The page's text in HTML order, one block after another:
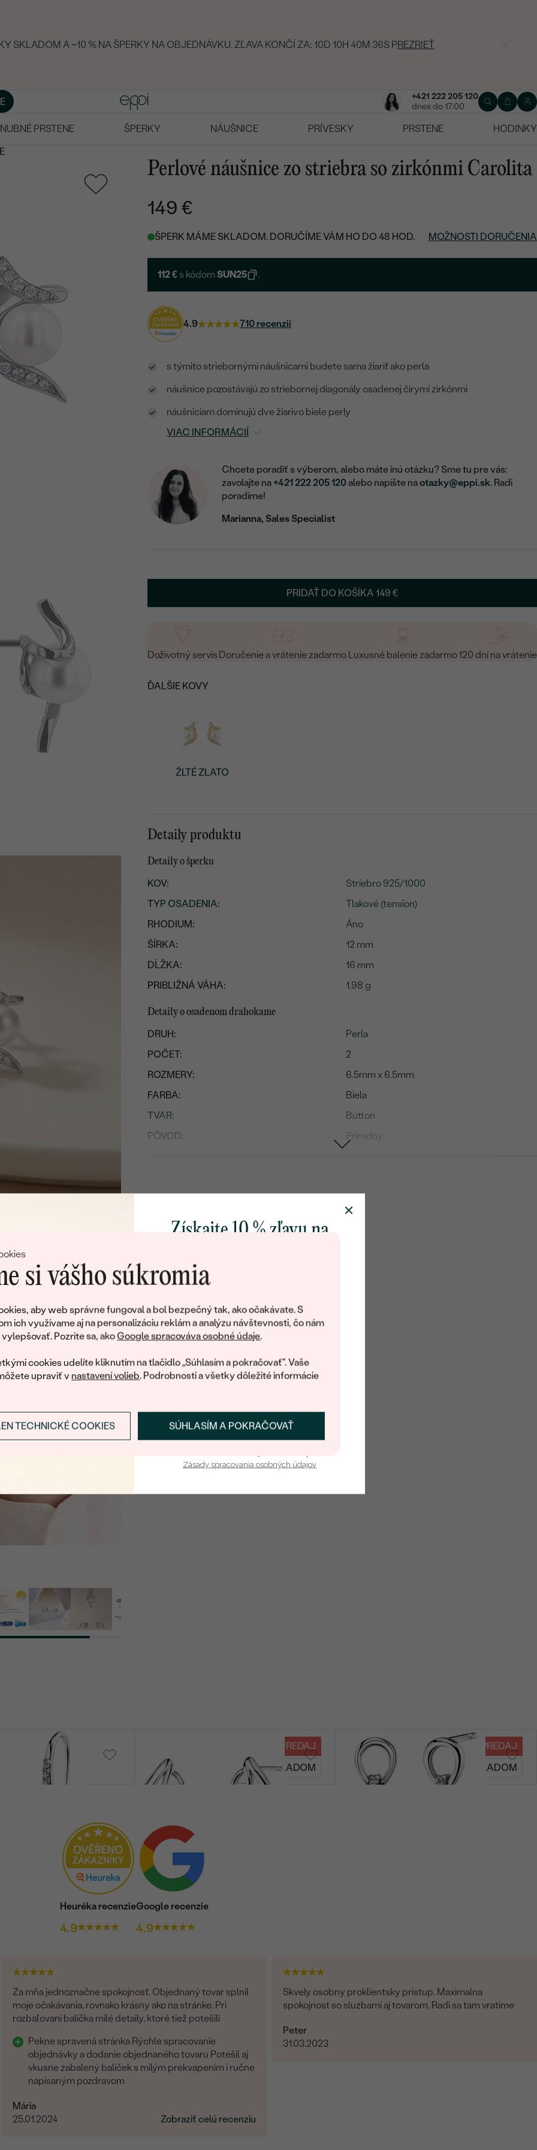
si vášho súkromia
aby web správne fungoval a bol bezpečný tak, ako očakávate. S
ich využívame aj na personalizáciu reklám a analýzu návštevnosti, čo nám
Pozrite sa, akoGoogle spracováva osobné údaje.
cookies udelíte kliknutím na tlačidlo „Súhlasím a pokračovať". Vaše
upraviť v nastavení volieb. Podrobnosti a všetky dôležité informácie
SÚHLASÍM A POKRAČOVAŤ
TECHNICKÉ COOKIES
SKLADOM A −10 % NA ŠPERKY NA OBJEDNÁVKU. ZĽAVA KONČÍ ZA: 10D 10H 40M 35SPREZRIEŤ
+421 222 205 120
dnes do 17:00
PRSTENE ŠPERKY NÁUŠNICE PRÍVESKY PRSTENE
HODINKY
Perlové náušnice zo striebra so zirkónmi Carolita
149 €
ŠPERK MÁME SKLADOM. DORUČÍME VÁM HO DO 48 HOD. MOŽNOSTI DORUČENIA
112 € s kódomSUN25 .
4.9 710 recenzií
s týmito striebornými náušnicami budete sama žiariť ako perla
náušnice pozostávajú zo striebornej diagonály osadenej čírymi zirkónmi
náušniciam dominujú dve žiarivo biele perly
VIAC INFORMÁCIÍ
Chcete poradiť s výberom, alebo máte inú otázku? Sme tu pre vás:
zavolajte na +421 222 205 120alebo napíšte naotazky@eppi.sk. Radi
poradíme!
Marianna, Sales Specialist
PRIDAŤ DO KOŠÍKA149 €
Doživotný servis Doručenie a vrátenie zadarmo Luxusné balenie zadarmo120 dní na vrátenie
ĎALŠIE KOVY
ŽLTÉ ZLATO
Detaily produktu
Detaily o šperku
KOV:
Striebro 925/1000
TYP OSADENIA:
Tlakové (tension)
RHODIUM:
Áno
ŠÍRKA:
12 mm
DĹŽKA:
16 mm
PRIBLIŽNÁ VÁHA:
1.98 g
Detaily o osadenom drahokame
DRUH:
Perla
POČET:
2
ROZMERY:
6.5mm x 6.5mm
FARBA:
Biela
TVAR:
Button
PÔVOD:
Prírodný
20
TVAR:
Babey
€ 119€ 112
VÝPREDAJ
SKLADOM
Elkee
€ 79 € 74
VÝPREDAJ
SKLADOM
Heuréka recenzie
4.9
Google recenzie
4.9
Za mňa jednoznačne spokojnosť. Objednaný tovar splnil
moje očakávania, rovnako krásny ako na stránke. Pri
rozbaľovaní balíčka milé detaily, ktoré tiež potešili
Pekne spravená stránka Rýchle spracovanie
objednávky a dodanie objednaného tovaru Potešil aj
vkusne zabalený balíček s milým prekvapením i ručne
napísaným pozdravom
Mária
25.01.2024
Zobraziť celú recenziu
Skvely osobny proklientsky pristup. Maximalna
spokojnost so sluzbami aj tovarom. Radi sa tam vratime
Peter
31.03.2023
Získajte 10 % zľavu na
poctivo vyrábaných šperkov Eppi.
Ako darček na privítanie vám
obratom pošleme zľavový kód na
Prihlásiť sa a získať zľavu
Zásady spracovania osobných údajov